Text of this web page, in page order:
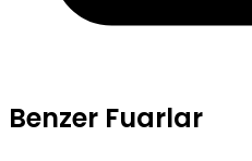
Benzer Fuarlar